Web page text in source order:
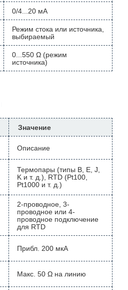
0/4...20 мА
Режим стока или источника,
выбираемый
0...550 Ω (режим
источника)
Значение
Описание
Термопары (типы B, E, J,
K и т. д.), RTD (Pt100,
Pt1000 и т. д.)
2-проводное, 3-
проводное или 4-
проводное подключение
для RTD
Прибл. 200 мкА
Макс. 50 Ω на линию